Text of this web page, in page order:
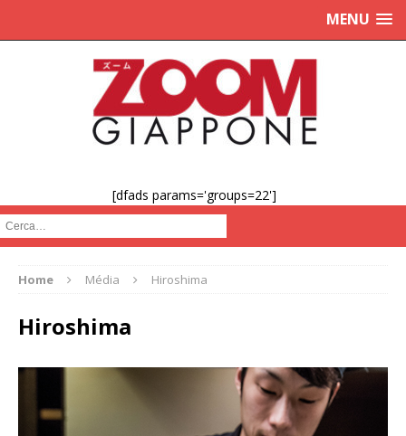
MENU
[dfads params='groups=22']
Cerca :
Home Média Hiroshima
Hiroshima